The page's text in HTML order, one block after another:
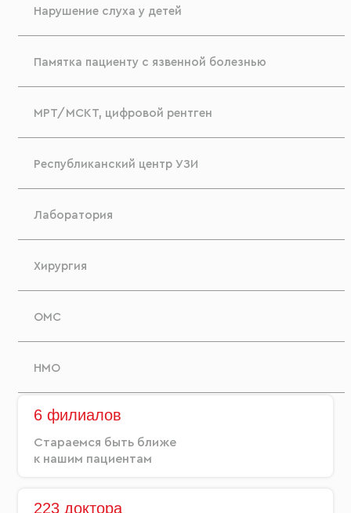
Нарушение слуха у детей
Памятка пациенту с язвенной болезнью
МРТ/МСКТ, цифровой рентген
Республиканский центр УЗИ
Лаборатория
Хирургия
ОМС
НМО
6 филиалов
Стараемся быть ближе
к нашим пациентам
223 доктора